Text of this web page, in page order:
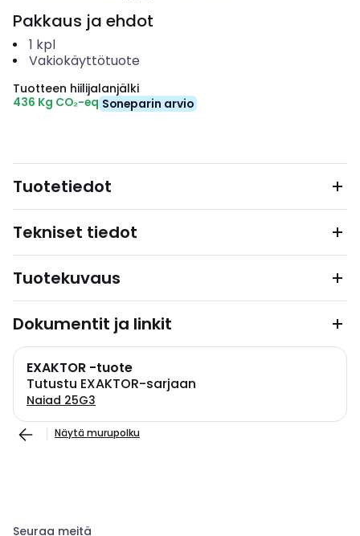
Pakkaus ja ehdot
1 kpl
Vakiokäyttötuote
Tuotteen hiilijalanjälki
436 Kg CO₂-eq Soneparin arvio
Tuotetiedot
Tekniset tiedot
Tuotekuvaus
Dokumentit ja linkit
EXAKTOR -tuote
Tutustu EXAKTOR-sarjaan
Naiad 25G3
Näytä murupolku
Seuraa meitä